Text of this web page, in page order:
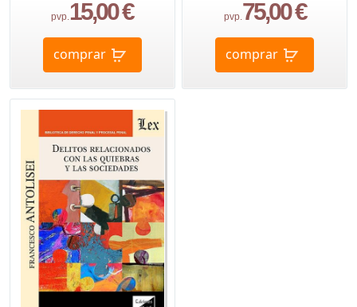
pvp.15,00 €
comprar
pvp.75,00 €
comprar